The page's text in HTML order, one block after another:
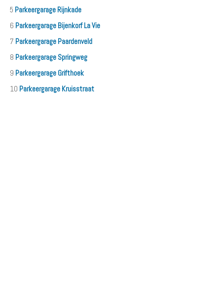
5 Parkeergarage Rijnkade
6 Parkeergarage Bijenkorf La Vie
7 Parkeergarage Paardenveld
8 Parkeergarage Springweg
9 Parkeergarage Grifthoek
10 Parkeergarage Kruisstraat